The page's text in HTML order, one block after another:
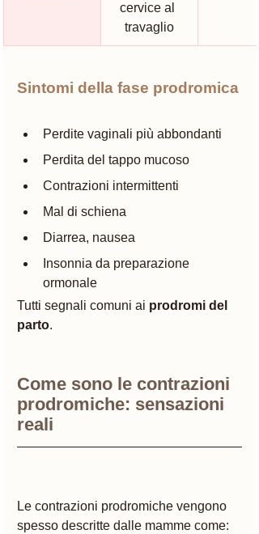
cervice al
travaglio
Sintomi della fase prodromica
Perdite vaginali più abbondanti
Perdita del tappo mucoso
Contrazioni intermittenti
Mal di schiena
Diarrea, nausea
Insonnia da preparazione
ormonale
Tutti segnali comuni ai prodromi del
parto.
Come sono le contrazioni
prodromiche: sensazioni
reali
Le contrazioni prodromiche vengono
spesso descritte dalle mamme come: